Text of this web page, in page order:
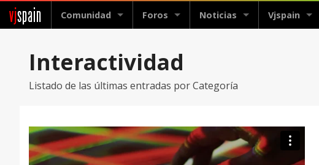
vjspain Comunidad Foros Noticias Vjspain
Interactividad
Listado de las últimas entradas por Categoría